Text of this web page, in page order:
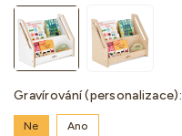
Gravírování (personalizace):
Ne Ano